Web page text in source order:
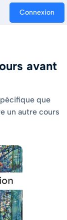
Connexion
avant
que
un autre cours